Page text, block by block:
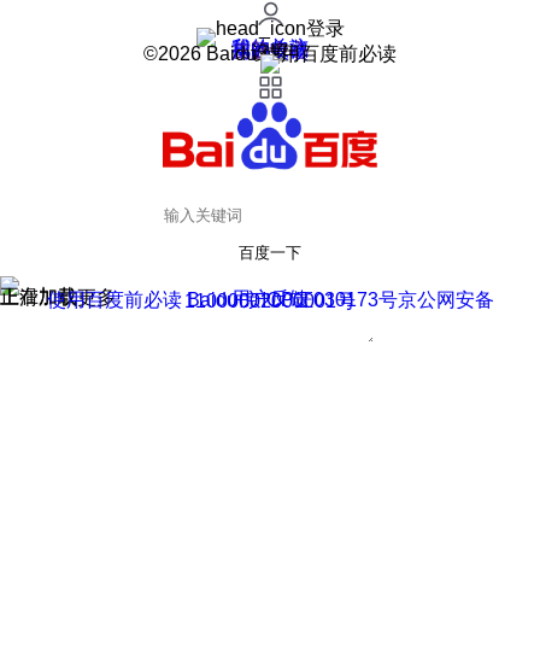
登录
我的关注
我的收藏
皮肤中心
用户反馈
设置
©2026 Baidu 使用百度前必读
百度一下
正在加载
上滑加载更多 用户反馈
使用百度前必读 Baidu 京ICP证030173号
京公网安备11000002000001号